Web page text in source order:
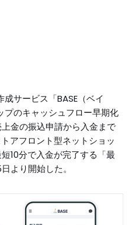
サービス「BASE（ベイ
プのキャッシュフロー早期化
金の振込申請から入金まで
アフロント型ネットショッ
10分で入金が完了する「最
より開始した。